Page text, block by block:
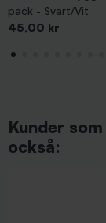
pack - Svart/Vit
Pris
45,00 kr
Kunder
också: